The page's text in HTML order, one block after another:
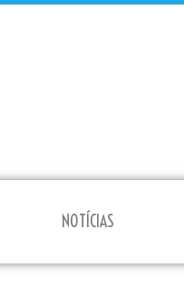
NOTÍCIAS